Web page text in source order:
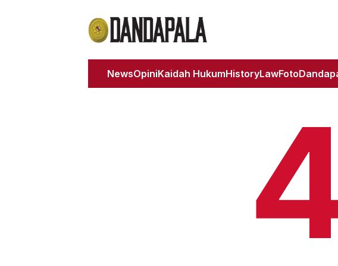
NewsOpiniKaidah HukumHistoryLawFoto